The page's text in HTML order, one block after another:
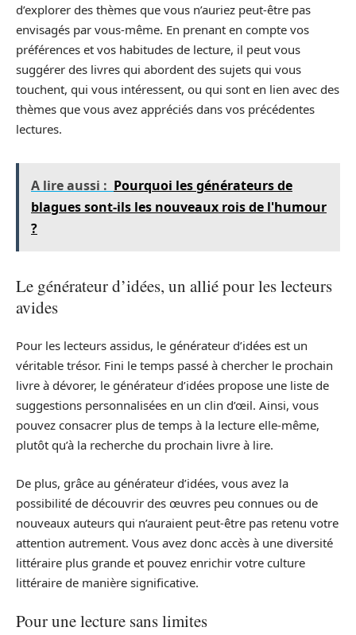
d’explorer des thèmes que vous n’auriez peut-être pas
envisagés par vous-même. En prenant en compte vos
préférences et vos habitudes de lecture, il peut vous
suggérer des livres qui abordent des sujets qui vous
touchent, qui vous intéressent, ou qui sont en lien avec des
thèmes que vous avez appréciés dans vos précédentes
lectures.
A lire aussi : Pourquoi les générateurs de
blagues sont-ils les nouveaux rois de l'humour
?
Le générateur d’idées, un allié pour les lecteurs
avides
Pour les lecteurs assidus, le générateur d’idées est un
véritable trésor. Fini le temps passé à chercher le prochain
livre à dévorer, le générateur d’idées propose une liste de
suggestions personnalisées en un clin d’œil. Ainsi, vous
pouvez consacrer plus de temps à la lecture elle-même,
plutôt qu’à la recherche du prochain livre à lire.
De plus, grâce au générateur d’idées, vous avez la
possibilité de découvrir des œuvres peu connues ou de
nouveaux auteurs qui n’auraient peut-être pas retenu votre
attention autrement. Vous avez donc accès à une diversité
littéraire plus grande et pouvez enrichir votre culture
littéraire de manière significative.
Pour une lecture sans limites